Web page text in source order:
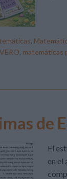
,
, matemáticas
de
El
en el